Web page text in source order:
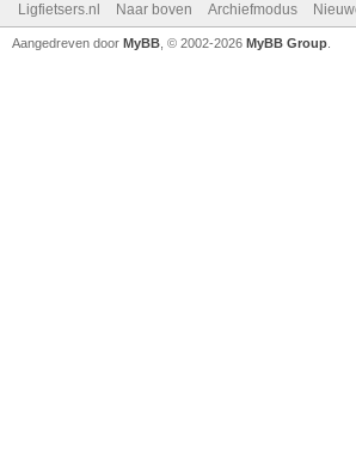
Ligfietsers.nl Naar boven Archiefmodus
Aangedreven door MyBB , © 2002-2026 MyBB Group